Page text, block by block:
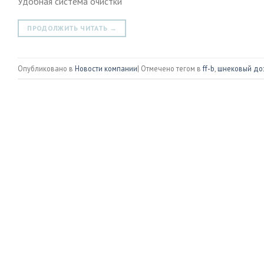
ПРОДОЛЖИТЬ ЧИТАТЬ →
Опубликовано в Новости компании| Отмечено тегом в ff-b шнековый